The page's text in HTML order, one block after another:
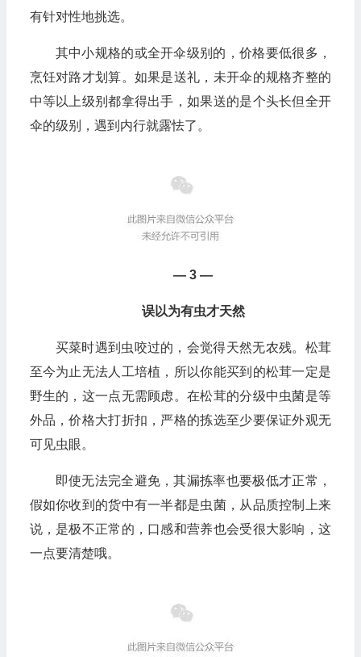
有针对性地挑选。
其中小规格的或全开伞级别的，价格要低很多，
烹饪对路才划算。如果是送礼，未开伞的规格齐整的
中等以上级别都拿得出手，如果送的是个头长但全开
伞的级别，遇到内行就露怯了。
— 3 —
误以为有虫才天然
买菜时遇到虫咬过的，会觉得天然无农残。松茸
至今为止无法人工培植，所以你能买到的松茸一定是
野生的，这一点无需顾虑。在松茸的分级中虫菌是等
外品，价格大打折扣，严格的拣选至少要保证外观无
可见虫眼。
即使无法完全避免，其漏拣率也要极低才正常，
假如你收到的货中有一半都是虫菌，从品质控制上来
说，是极不正常的，口感和营养也会受很大影响，这
一点要清楚哦。